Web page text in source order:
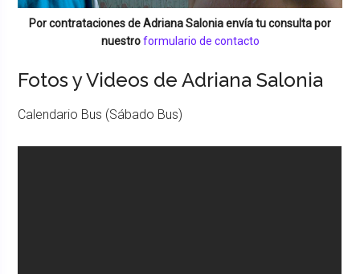
Por contrataciones deAdriana Saloniaenvía tu consulta por
nuestroformulario de contacto
Fotos y Videos de Adriana Salonia
Calendario Bus (Sábado Bus)